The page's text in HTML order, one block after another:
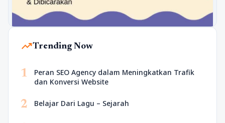
trending_upTrending Now
1
Peran SEO Agency dalam Meningkatkan Trafik
dan Konversi Website
2 Belajar Dari Lagu – Sejarah